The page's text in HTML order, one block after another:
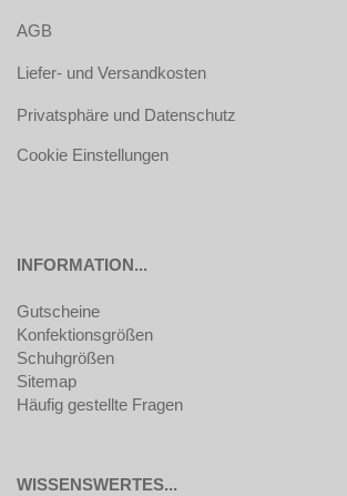
AGB
Liefer- und Versandkosten
Privatsphäre und Datenschutz
Cookie Einstellungen
INFORMATION...
Gutscheine
Konfektionsgrößen
Schuhgrößen
Sitemap
Häufig gestellte Fragen
WISSENSWERTES...